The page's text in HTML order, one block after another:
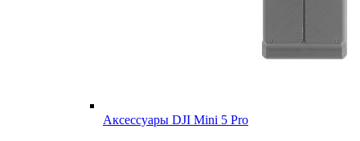
Аксессуары DJI Mini 5 Pro